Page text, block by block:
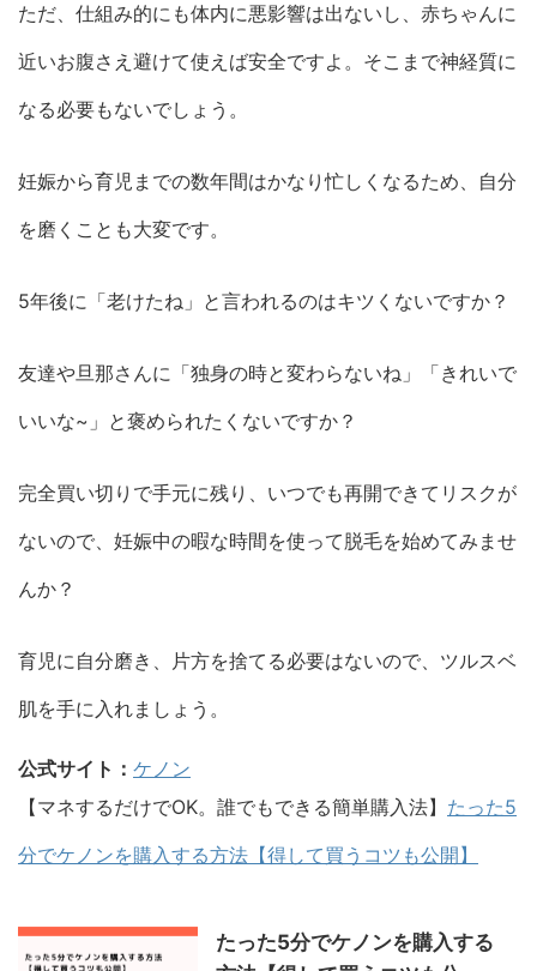
ただ、仕組み的にも体内に悪影響は出ないし、赤ちゃんに
近いお腹さえ避けて使えば安全ですよ。そこまで神経質に
なる必要もないでしょう。
妊娠から育児までの数年間はかなり忙しくなるため、自分
を磨くことも大変です。
5年後に「老けたね」と言われるのはキツくないですか？
友達や旦那さんに「独身の時と変わらないね」「きれいで
いいな~」と褒められたくないですか？
完全買い切りで手元に残り、いつでも再開できてリスクが
ないので、妊娠中の暇な時間を使って脱毛を始めてみませ
んか？
育児に自分磨き、片方を捨てる必要はないので、ツルスベ
肌を手に入れましょう。
公式サイト： ケノン
【マネするだけでOK。誰でもできる簡単購入法】 たった5
分でケノンを購入する方法【得して買うコツも公開】
たった5分でケノンを購入する